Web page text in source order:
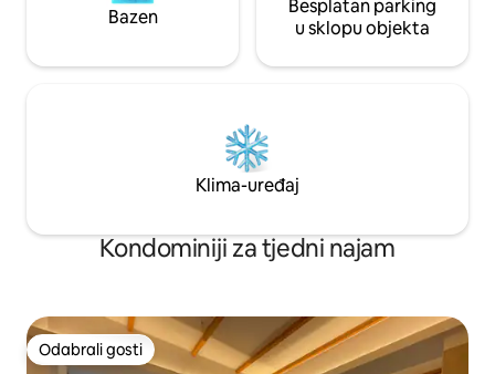
Bazen
Besplatan parking
u sklopu objekta
Klima-uređaj
Kondominiji za tjedni najam
Odabrali gosti
Odabrali gosti